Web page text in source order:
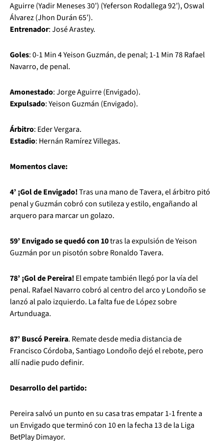
Aguirre (Yadir Meneses 30’) (Yeferson Rodallega 92’), Oswal
Álvarez (Jhon Durán 65’).
Entrenador: José Arastey.
Goles: 0-1 Min 4 Yeison Guzmán, de penal; 1-1 Min 78 Rafael
Navarro, de penal.
Amonestado: Jorge Aguirre (Envigado).
Expulsado: Yeison Guzmán (Envigado).
Árbitro: Eder Vergara.
Estadio: Hernán Ramírez Villegas.
Momentos clave:
4’ ¡Gol de Envigado!Tras una mano de Tavera, el árbitro pitó
penal y Guzmán cobró con sutileza y estilo, engañando al
arquero para marcar un golazo.
59’ Envigado se quedó con 10tras la expulsión de Yeison
Guzmán por un pisotón sobre Ronaldo Tavera.
78’ ¡Gol de Pereira! El empate también llegó por la vía del
penal. Rafael Navarro cobró al centro del arco y Londoño se
lanzó al palo izquierdo. La falta fue de López sobre
Artunduaga.
87’ Buscó Pereira. Remate desde media distancia de
Francisco Córdoba, Santiago Londoño dejó el rebote, pero
allí nadie pudo definir.
Desarrollo del partido:
Pereira salvó un punto en su casa tras empatar 1-1 frente a
un Envigado que terminó con 10 en la fecha 13 de la Liga
BetPlay Dimayor.